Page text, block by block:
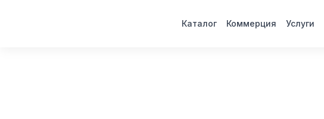
Каталог Коммерция Услуги